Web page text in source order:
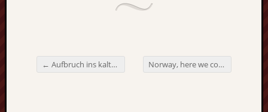
Beitragsnavigation
← Aufbruch ins kalte Norwegen Norway, here we come !